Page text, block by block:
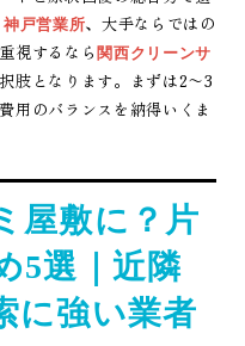
戸営業所、大手ならではの
視するなら関西クリーンサ
肢となります。まずは2〜3
用のバランスを納得いくま
屋敷に？片
5選｜近隣
に強い業者